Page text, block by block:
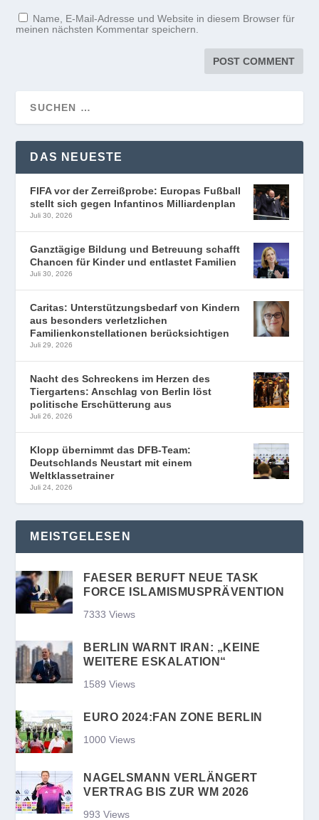
Name, E-Mail-Adresse und Website in diesem Browser für
meinen nächsten Kommentar speichern.
DAS NEUESTE
FIFA vor der Zerreißprobe: Europas Fußball
stellt sich gegen Infantinos Milliardenplan
Juli 30, 2026
Ganztägige Bildung und Betreuung schafft
Chancen für Kinder und entlastet Familien
Juli 30, 2026
Caritas: Unterstützungsbedarf von Kindern
aus besonders verletzlichen
Familienkonstellationen berücksichtigen
Juli 29, 2026
Nacht des Schreckens im Herzen des
Tiergartens: Anschlag von Berlin löst
politische Erschütterung aus
Juli 26, 2026
Klopp übernimmt das DFB-Team:
Deutschlands Neustart mit einem
Weltklassetrainer
Juli 24, 2026
MEISTGELESEN
FAESER BERUFT NEUE TASK
FORCE ISLAMISMUSPRÄVENTION
7333 Views
BERLIN WARNT IRAN: „KEINE
WEITERE ESKALATION“
1589 Views
EURO 2024:FAN ZONE BERLIN
1000 Views
NAGELSMANN VERLÄNGERT
VERTRAG BIS ZUR WM 2026
993 Views